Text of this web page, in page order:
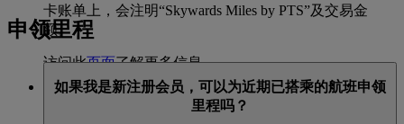
卡账单上，会注明“Skywards Miles by PTS”及交易金
额。
访问此页面了解更多信息。
申领里程
如果我是新注册会员，可以为近期已搭乘的航班申领
里程吗？